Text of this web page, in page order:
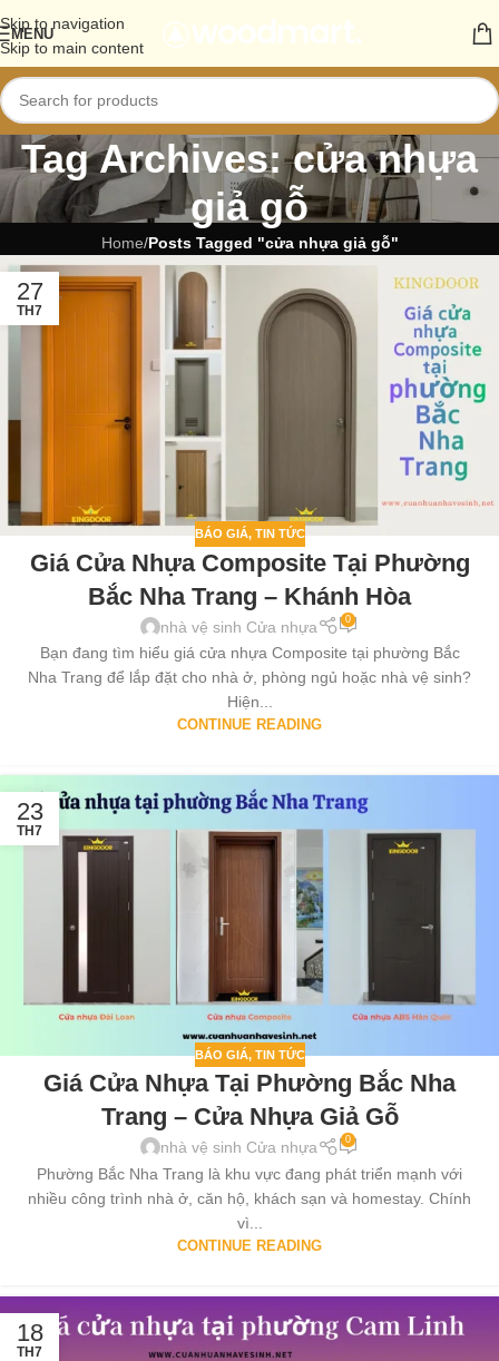
Skip to navigation
Skip to main content
MENU
Tag Archives: cửa nhựa
giả gỗ
Home/Posts Tagged "cửa nhựa giả gỗ"
27
TH7
BÁO GIÁ, TIN TỨC
Giá Cửa Nhựa Composite Tại Phường
Bắc Nha Trang – Khánh Hòa
nhà vệ sinh Cửa nhựa 0
Bạn đang tìm hiểu giá cửa nhựa Composite tại phường Bắc
Nha Trang để lắp đặt cho nhà ở, phòng ngủ hoặc nhà vệ sinh?
Hiện...
CONTINUE READING
23
TH7
BÁO GIÁ, TIN TỨC
Giá Cửa Nhựa Tại Phường Bắc Nha
Trang – Cửa Nhựa Giả Gỗ
nhà vệ sinh Cửa nhựa 0
Phường Bắc Nha Trang là khu vực đang phát triển mạnh với
nhiều công trình nhà ở, căn hộ, khách sạn và homestay. Chính
vì...
CONTINUE READING
18
TH7